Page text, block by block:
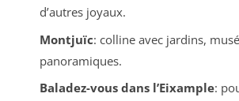
d’autres joyaux.
Montjuïc: colline avec jardins,
panoramiques.
Baladez-vous dans l’Eixample: